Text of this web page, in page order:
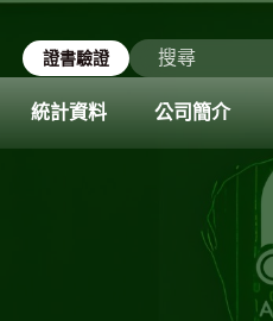
證書驗證
統計資料 公司簡介